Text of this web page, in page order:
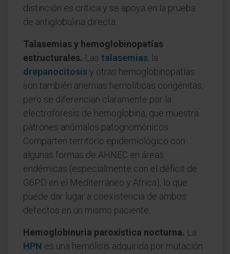
distinción es crítica y se apoya en la prueba
de antiglobulina directa.
Talasemias y hemoglobinopatías
estructurales. Las talasemias, la
drepanocitosisy otras hemoglobinopatías
son también anemias hemolíticas congénitas,
pero se diferencian claramente por la
electroforesis de hemoglobina, que muestra
patrones anómalos patognomónicos.
Comparten territorio epidemiológico con
algunas formas de AHNEC en áreas
endémicas (especialmente con el déficit de
G6PD en el Mediterráneo y África), lo que
puede dar lugar a coexistencia de ambos
defectos en un mismo paciente.
Hemoglobinuria paroxística nocturna. La
HPN es una hemólisis adquirida por mutación